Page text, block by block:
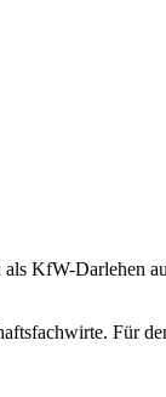
KfW-Darlehen
Für